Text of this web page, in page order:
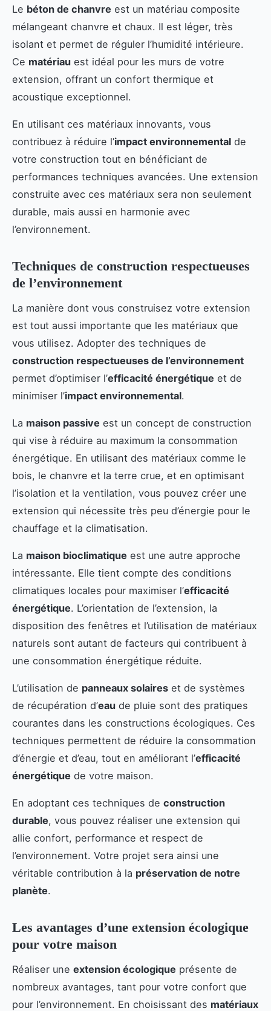
Le béton de chanvre est un matériau composite
mélangeant chanvre et chaux. Il est léger, très
isolant et permet de réguler l’humidité intérieure.
Ce matériau est idéal pour les murs de votre
extension, offrant un confort thermique et
acoustique exceptionnel.
En utilisant ces matériaux innovants, vous
contribuez à réduire l’impact environnemental de
votre construction tout en bénéficiant de
performances techniques avancées. Une extension
construite avec ces matériaux sera non seulement
durable, mais aussi en harmonie avec
l’environnement.
Techniques de construction respectueuses
de l’environnement
La manière dont vous construisez votre extension
est tout aussi importante que les matériaux que
vous utilisez. Adopter des techniques de
construction respectueuses de l’environnement
permet d’optimiser l’efficacité énergétique et de
minimiser l’impact environnemental.
La maison passive est un concept de construction
qui vise à réduire au maximum la consommation
énergétique. En utilisant des matériaux comme le
bois, le chanvre et la terre crue, et en optimisant
l’isolation et la ventilation, vous pouvez créer une
extension qui nécessite très peu d’énergie pour le
chauffage et la climatisation.
La maison bioclimatique est une autre approche
intéressante. Elle tient compte des conditions
climatiques locales pour maximiser l’efficacité
énergétique. L’orientation de l’extension, la
disposition des fenêtres et l’utilisation de matériaux
naturels sont autant de facteurs qui contribuent à
une consommation énergétique réduite.
L’utilisation de panneaux solaires et de systèmes
de récupération d’eau de pluie sont des pratiques
courantes dans les constructions écologiques. Ces
techniques permettent de réduire la consommation
d’énergie et d’eau, tout en améliorant l’efficacité
énergétique de votre maison.
En adoptant ces techniques de construction
durable, vous pouvez réaliser une extension qui
allie confort, performance et respect de
l’environnement. Votre projet sera ainsi une
véritable contribution à la préservation de notre
planète.
Les avantages d’une extension écologique
pour votre maison
Réaliser une extension écologique présente de
nombreux avantages, tant pour votre confort que
pour l’environnement. En choisissant des matériaux